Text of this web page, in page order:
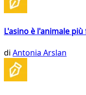
L'asino è l'animale
di Antonia Arslan